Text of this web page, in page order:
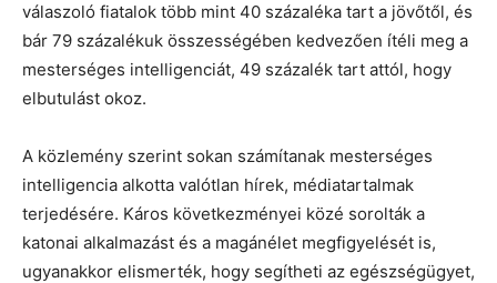
válaszoló fiatalok több mint 40 százaléka tart a jövőtől, és
bár 79 százalékuk összességében kedvezően ítéli meg a
mesterséges intelligenciát, 49 százalék tart attól, hogy
elbutulást okoz.
A közlemény szerint sokan számítanak mesterséges
intelligencia alkotta valótlan hírek, médiatartalmak
terjedésére. Káros következményei közé sorolták a
katonai alkalmazást és a magánélet megfigyelését is,
ugyanakkor elismerték, hogy segítheti az egészségügyet,